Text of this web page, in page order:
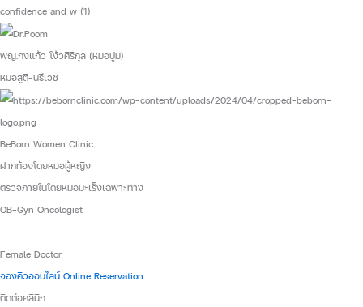
พญ.กงแก้ว โง้วศิริกุล (หมอปูม)
หมอสูติ-นรีเวช
BeBorn Women Clinic
ฝากท้องโดยหมอผู้หญิง
ตรวจภายในโดยหมอมะเร็งเฉพาะทาง
OB-Gyn Oncologist
Female Doctor
จองคิวออนไลน์ Online Reservation
ติดต่อคลินิก